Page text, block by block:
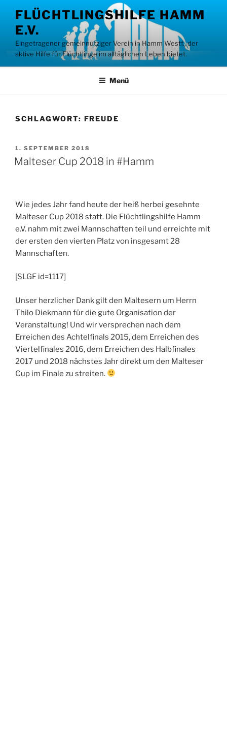
Inhalt
springen
FLÜCHTLINGSHILFE HAMM
E.V.
Eingetragener gemeinnütziger Verein in Hamm Westf., der
aktive Hilfe für Flüchtlinge im alltäglichen Leben bietet.
Menü
SCHLAGWORT: FREUDE
VERÖFFENTLICHT
AM
1. SEPTEMBER 2018
Malteser Cup 2018 in #Hamm
Wie jedes Jahr fand heute der heiß herbei gesehnte
Malteser Cup 2018 statt. Die Flüchtlingshilfe Hamm
e.V. nahm mit zwei Mannschaften teil und erreichte mit
der ersten den vierten Platz von insgesamt 28
Mannschaften.
[SLGF id=1117]
Unser herzlicher Dank gilt den Maltesern um Herrn
Thilo Diekmann für die gute Organisation der
Veranstaltung! Und wir versprechen nach dem
Erreichen des Achtelfinals 2015, dem Erreichen des
Viertelfinales 2016, dem Erreichen des Halbfinales
2017 und 2018 nächstes Jahr direkt um den Malteser
Cup im Finale zu streiten.